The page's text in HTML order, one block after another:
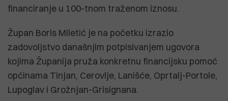
financiranje u 100-tnom traženom iznosu.
Župan Boris Miletić je na početku izrazio
zadovoljstvo današnjim potpisivanjem ugovora
kojima Županija pruža konkretnu financijsku pomoć
općinama Tinjan, Cerovlje, Lanišće, Oprtalj-Portole,
Lupoglav i Grožnjan-Grisignana.